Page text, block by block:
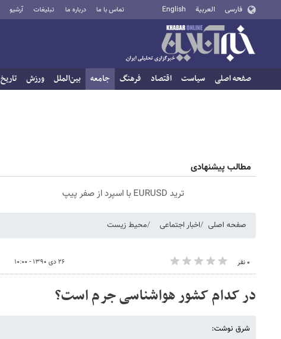
فارسی العربية English تماس با ما درباره ما تبلیغات آرشیو
صفحه اصلی سیاست اقتصاد فرهنگ جامعه بین‌الملل ورزش تاریخ
مطالب پیشنهادی
ترید EURUSD با اسپرد از صفر پیپ
صفحه اصلی اخبار اجتماعی محیط زیست
۰ نفر ۲۶ دی ۱۳۹۰ - ۱۰:۰۰
در کدام کشور هواشناسی جرم است؟
شرق نوشت: